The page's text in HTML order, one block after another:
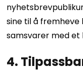
sine til å
samsvarer med
4.